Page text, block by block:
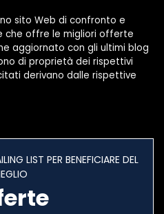
sito Web di confronto e
che offre le migliori offerte
aggiornato con gli ultimi blog
di proprietà dei rispettivi
derivano dalle rispettive
LIST PER BENEFICIARE DEL